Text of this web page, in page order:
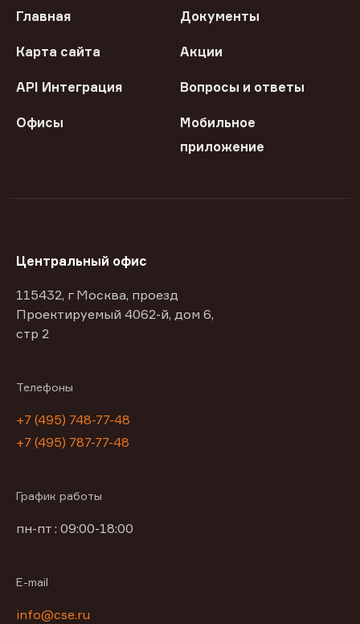
Главная Документы
Карта сайта Акции
API Интеграция Вопросы и ответы
Офисы
Мобильное
приложение
Центральный офис
115432, г Москва, проезд
Проектируемый 4062-й, дом 6,
стр 2
Телефоны
+7 (495) 748-77-48
+7 (495) 787-77-48
График работы
пн-пт : 09:00-18:00
E-mail
info@cse.ru